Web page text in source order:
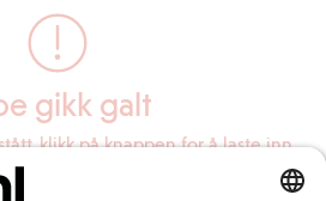
gikk galt
klikk på knappen for å laste inn
siden på nytt.